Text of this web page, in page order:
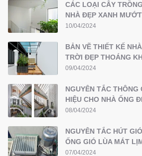
CÁC LOẠI CÂY
NHÀ ĐẸP XANH MƯỚT
10/04/2024
BẢN VẼ THIẾT KẾ
TRỜI ĐẸP THOÁNG
09/04/2024
NGUYÊN TẮC
HIỆU CHO NHÀ ỐNG
08/04/2024
NGUYÊN TẮC HÚT
ỐNG GIÓ LÙA MÁT
07/04/2024